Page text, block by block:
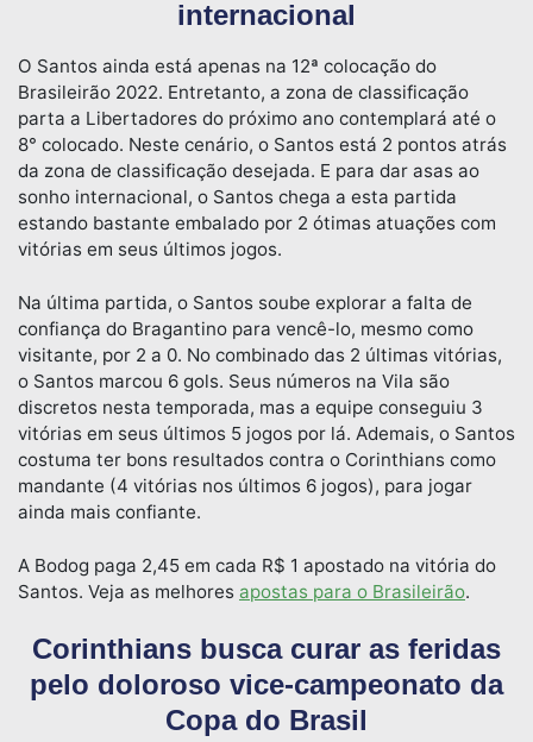
internacional
O Santos ainda está apenas na 12ª colocação do
Brasileirão 2022. Entretanto, a zona de classificação
parta a Libertadores do próximo ano contemplará até o
8° colocado. Neste cenário, o Santos está 2 pontos atrás
da zona de classificação desejada. E para dar asas ao
sonho internacional, o Santos chega a esta partida
estando bastante embalado por 2 ótimas atuações com
vitórias em seus últimos jogos.
Na última partida, o Santos soube explorar a falta de
confiança do Bragantino para vencê-lo, mesmo como
visitante, por 2 a 0. No combinado das 2 últimas vitórias,
o Santos marcou 6 gols. Seus números na Vila são
discretos nesta temporada, mas a equipe conseguiu 3
vitórias em seus últimos 5 jogos por lá. Ademais, o Santos
costuma ter bons resultados contra o Corinthians como
mandante (4 vitórias nos últimos 6 jogos), para jogar
ainda mais confiante.
A Bodog paga 2,45 em cada R$ 1 apostado na vitória do
Santos. Veja as melhores apostas para o Brasileirão.
Corinthians busca curar as feridas
pelo doloroso vice-campeonato da
Copa do Brasil